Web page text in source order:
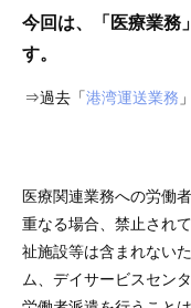
今回は、「医療業務
す。
⇒過去「港湾運送業務
医療関連業務への労働
重なる場合、禁止され
祉施設等は含まれない
ム、デイサービスセン